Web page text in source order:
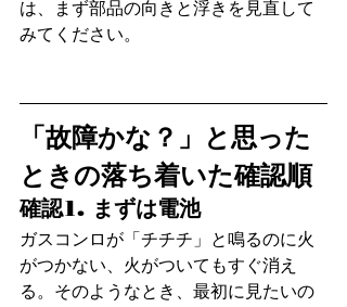
は、まず部品の向きと浮きを見直して
みてください。
「故障かな？」と思った
ときの落ち着いた確認順
確認1. まずは電池
ガスコンロが「チチチ」と鳴るのに火
がつかない、火がついてもすぐ消え
る。そのようなとき、最初に見たいの